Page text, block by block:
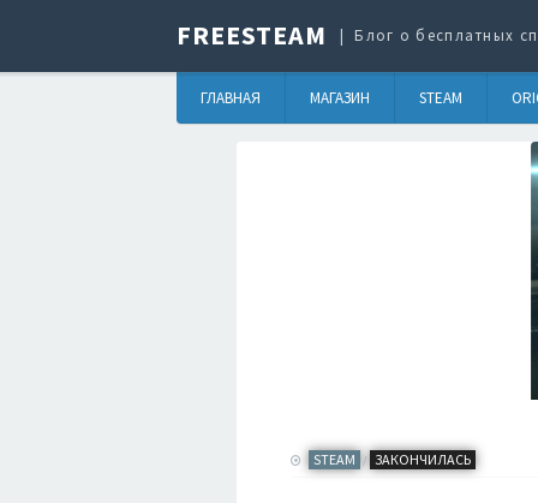
FREESTEAM Блог о бесплатных
ГЛАВНАЯ МАГАЗИН STEAM
STEAM / ЗАКОНЧИЛАСЬ